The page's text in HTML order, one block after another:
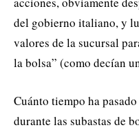
del gobierno italiano, y
valores de la sucursal
la bolsa” (como decían
Cuánto tiempo ha
durante las subastas de